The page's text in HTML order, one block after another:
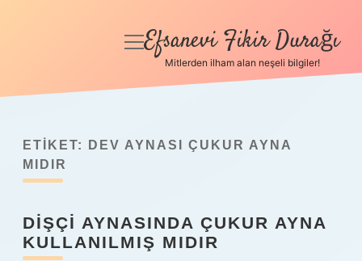
Anasayfa
Yasal Uyarı
menüyü
Efsanevi Fikir Durağı
Mitlerden ilham alan neşeli bilgiler!
ETIKET:
DEV AYNASI ÇUKUR AYNA
MIDIR
DIŞÇI AYNASINDA ÇUKUR AYNA
KULLANILMIŞ MIDIR